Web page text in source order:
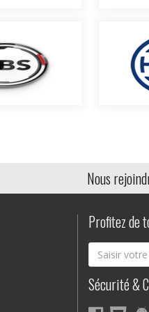
Nous
Profitez de
Sécurité &